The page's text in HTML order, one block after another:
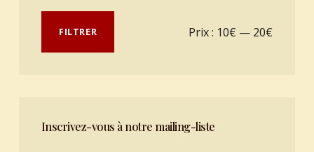
Prix min
Prix maxFILTRER Prix : 10€ — 20€
Inscrivez-vous à notre mailing-liste